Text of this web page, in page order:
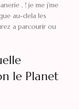
, ! je me j’me
au-dela les
a parcourir ou
le Planet